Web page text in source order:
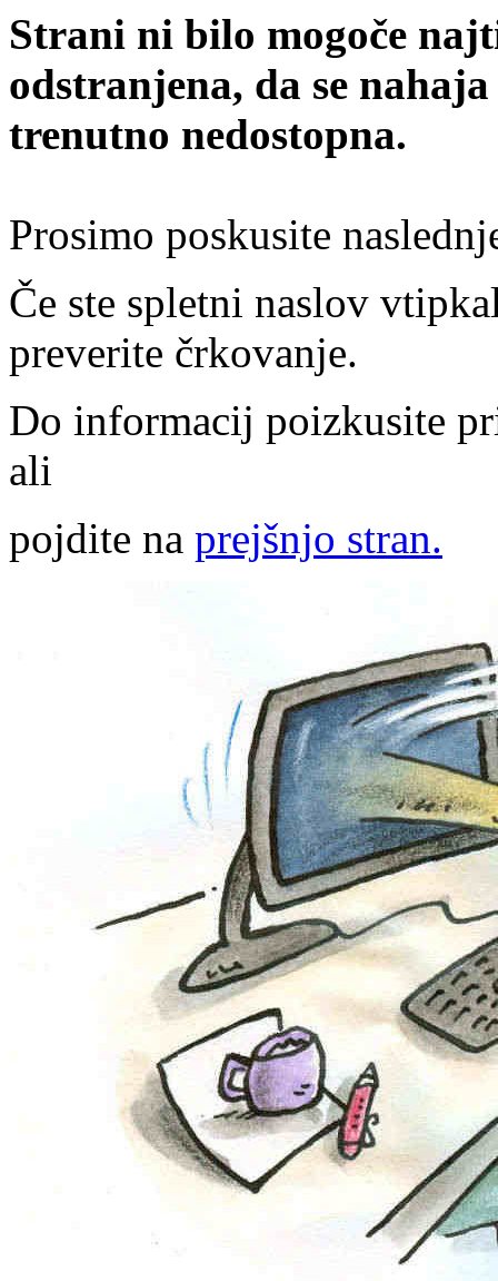
Strani ni bilo mogoče
odstranjena, da se
trenutno nedostopna.
Prosimo poskusite
Če ste spletni naslov
preverite črkovanje.
Do informacij poizkusite
ali
pojdite na prejšnjo stran.